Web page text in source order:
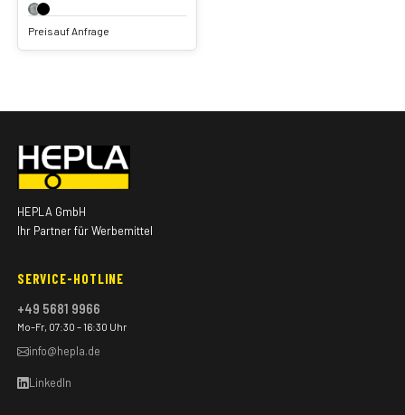
Preis auf Anfrage
HEPLA GmbH
Ihr Partner für Werbemittel
SERVICE-HOTLINE
+49 5681 9966
Mo–Fr, 07:30 – 16:30 Uhr
info@hepla.de
LinkedIn